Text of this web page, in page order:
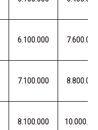
6.100.000 7.600.000
7.100.000 8.800.000
8.100.000